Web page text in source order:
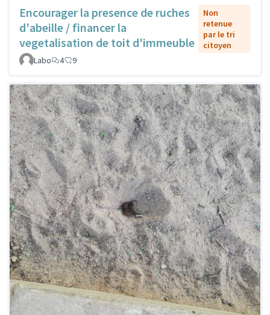
Encourager la presence de ruches
d'abeille / financer la
vegetalisation de toit d'immeuble
Non
retenue
par le tri
citoyen
Labo
4 9